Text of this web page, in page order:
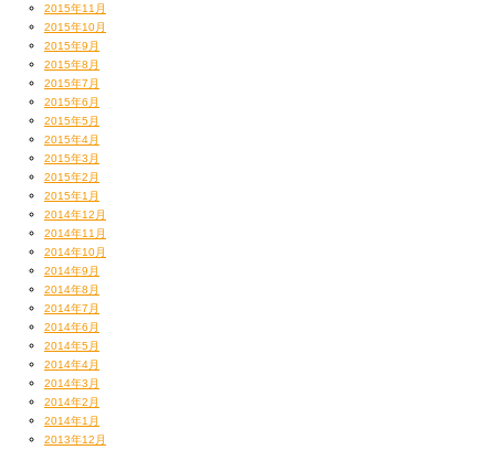
2015年11月
2015年10月
2015年9月
2015年8月
2015年7月
2015年6月
2015年5月
2015年4月
2015年3月
2015年2月
2015年1月
2014年12月
2014年11月
2014年10月
2014年9月
2014年8月
2014年7月
2014年6月
2014年5月
2014年4月
2014年3月
2014年2月
2014年1月
2013年12月